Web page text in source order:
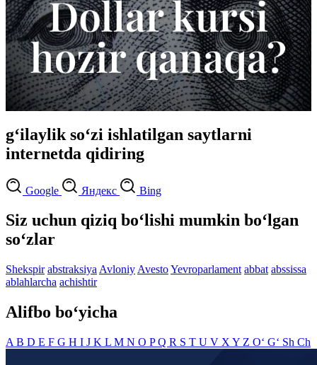
g‘ilaylik so‘zi ishlatilgan saytlarni
internetda qidiring
Google Яндекс Bing
Siz uchun qiziq bo‘lishi mumkin bo‘lgan
so‘zlar
Shekspir abstraksiya Avloniy AvestoYevroparlament abbat abssissa
ablahlarcha achishtir
Alifbo bo‘yicha
A B D E F G H I J K L M N O PQ R S T U V X Y Z O‘ G‘ Sh Ch